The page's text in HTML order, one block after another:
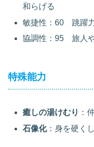
和らげる
敏捷性：60 跳躍
協調性：95 旅人
特殊能力
癒しの湯けむり ：
石像化：身を硬く